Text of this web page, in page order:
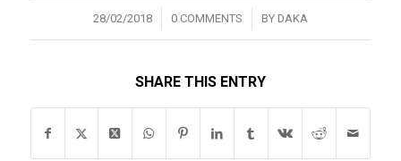
28/02/2018
/ 0 COMMENTS
/ BY DAKA
SHARE THIS ENTRY